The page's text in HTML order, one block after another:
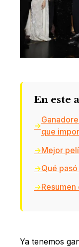
En este
que
Mejor
Qué
Resumen
Ya tenemos